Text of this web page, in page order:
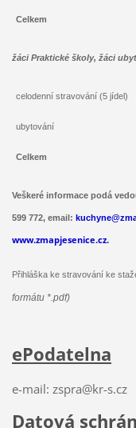
Celkem
žáci Praktické školy, žáci
celodenní stravování (5 jídel)
ubytování
Celkem
Veškeré informace podá
599 772, email:
www.zmapjesenice.cz.
Přihláška ke stravování ke
formátu *.pdf)
ePodatelna
e-mail: zspra@kr-s.cz
Datová